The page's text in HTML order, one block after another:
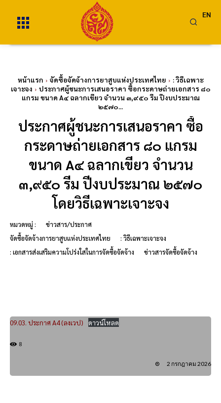
EN
หน้าแรก จัดซื้อจัดจ้างการยาสูบแห่งประเทศไทย
: วิธีเฉพาะ
เจาะจง
ประกาศผู้ชนะการเสนอราคา ซื้อกระดาษถ่ายเอกสาร ๘๐
แกรม ขนาด A๔ ฉลากเขียว จำนวน ๓,๙๕๐ รีม ปีงบประมาณ
๒๕๗๐...
ประกาศผู้ชนะการเสนอราคา ซื้อ
กระดาษถ่ายเอกสาร ๘๐ แกรม
ขนาด A๔ ฉลากเขียว จำนวน
๓,๙๕๐ รีม ปีงบประมาณ ๒๕๗๐
โดยวิธีเฉพาะเจาะจง
หมวดหมู่ :
ข่าวสาร/ประกาศ
จัดซื้อจัดจ้างการยาสูบแห่งประเทศไทย
: วิธีเฉพาะเจาะจง
: เอกสารส่งเสริมความโปร่งใสในการจัดซื้อจัดจ้าง
ข่าวสารจัดซื้อจัดจ้าง
09.03. ประกาศ A4 (ลงเวป) ดาวน์โหลด
8
2 กรกฎาคม 2026